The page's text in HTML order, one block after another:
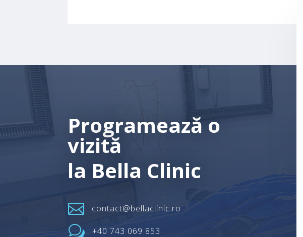
Programează o
vizită
la Bella Clinic
 contact@bellaclinic.ro
w +40 743 069 853